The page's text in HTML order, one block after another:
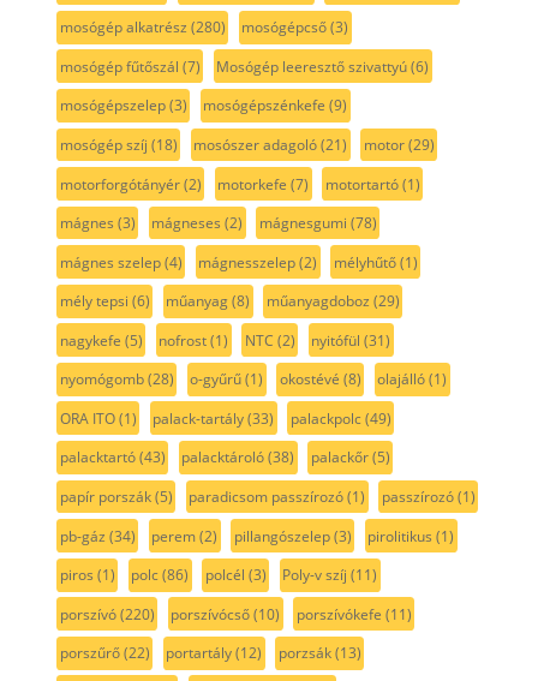
mosógép alkatrész (280) mosógépcső(3)
mosógép fűtőszál (7) Mosógép leeresztő szivattyú(6)
mosógépszelep(3) mosógépszénkefe (9)
mosógép szíj (18) mosószer adagoló(21) motor(29)
motorforgótányér(2) motorkefe (7) motortartó(1)
mágnes (3) mágneses (2) mágnesgumi (78)
mágnes szelep(4) mágnesszelep(2) mélyhűtő(1)
mély tepsi (6) műanyag(8) műanyagdoboz (29)
nagykefe (5) nofrost(1) NTC (2) nyitófül (31)
nyomógomb(28) o-gyűrű(1) okostévé (8) olajálló(1)
ORA ITO(1) palack-tartály(33) palackpolc(49)
palacktartó(43) palacktároló(38) palackőr(5)
papír porszák(5) paradicsom passzírozó(1) passzírozó(1)
pb-gáz (34) perem(2) pillangószelep(3) pirolitikus (1)
piros (1) polc(86) polcél (3) Poly-v szíj (11)
porszívó(220) porszívócső(10) porszívókefe (11)
porszűrő(22) portartály(12) porzsák(13)